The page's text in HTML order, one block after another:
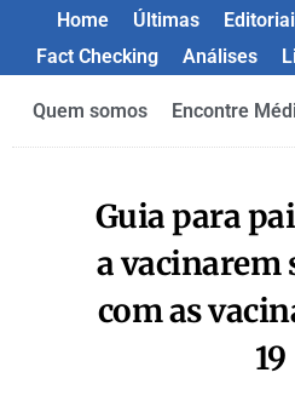
Home Últimas
Fact Checking
Análises
Quem somos Encontre
Guia para
a vacinarem
com as
19